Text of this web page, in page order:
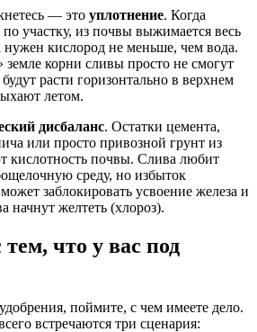
— это уплотнение. Когда
по участку, из почвы выжимается весь
нужен кислород не меньше, чем вода.
земле корни сливы просто не смогут
расти горизонтально в верхнем
летом.
дисбаланс. Остатки цемента,
или просто привозной грунт из
кислотность почвы. Слива любит
среду, но избыток
заблокировать усвоение железа и
начнут желтеть (хлороз).
что у вас под
поймите, с чем имеете дело.
встречаются три сценария: